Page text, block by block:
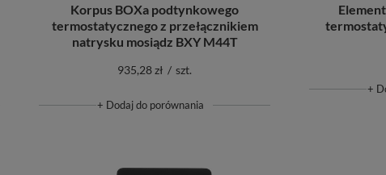
Korpus BOXa podtynkowego
termostatycznego z przełącznikiem
natrysku mosiądz BXY M44T
935,28 zł / szt.
+ Dodaj do porównania
+